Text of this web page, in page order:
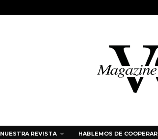
NUESTRA REVISTA HABLEMOS DE COOPERAR